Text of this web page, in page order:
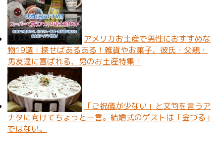
アメリカお土産で男性におすすめな
物19選！探せばあるある！雑貨やお菓子、彼氏・父親・
男友達に喜ばれる、男のお土産特集！
「ご祝儀が少ない」と文句を言うア
ナタに向けてちょっと一言。結婚式のゲストは「金づる」
ではない。